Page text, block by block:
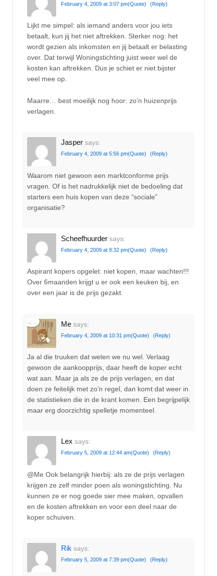
February 4, 2009 at 3:07 pm(Quote) (Reply)
Lijkt me simpel: als iemand anders voor jou iets
betaalt, kun jij het niet aftrekken. Sterker nog: het
wordt gezien als inkomsten en jij betaalt er belasting
over. Dat terwijl Woningstichting juist weer wel de
kosten kan aftrekken. Dus je schiet er niet bijster
veel mee op.
Maarre… best moeilijk nog hoor: zo’n huizenprijs
verlagen.
Jasper says:
February 4, 2009 at 5:56 pm(Quote) (Reply)
Waarom niet gewoon een marktconforme prijs
vragen. Of is het nadrukkelijk niet de bedoeling dat
starters een huis kopen van deze “sociale”
organisatie?
Scheefhuurder says:
February 4, 2009 at 8:32 pm(Quote) (Reply)
Aspirant kopers opgelet: niet kopen, maar wachten!!!
Over 6maanden krijgt u er ook een keuken bij, en
over een jaar is de prijs gezakt.
Me says:
February 4, 2009 at 10:31 pm(Quote) (Reply)
Ja al die truuken dat weten we nu wel. Verlaag
gewoon de aankoopprijs, daar heeft de koper echt
wat aan. Maar ja als ze de prijs verlagen, en dat
doen ze feitelijk met zo’n regel, dan komt dat weer in
de statistieken die in de krant komen. Een begrijpelijk
maar erg doorzichtig spelletje momenteel.
Lex says:
February 5, 2009 at 12:44 am(Quote) (Reply)
@Me Ook belangrijk hierbij: als ze de prijs verlagen
krijgen ze zelf minder poen als woningstichting. Nu
kunnen ze er nog goede sier mee maken, opvallen
en de kosten aftrekken en voor een deel naar de
koper schuiven.
Rik says:
February 5, 2009 at 7:39 pm(Quote) (Reply)